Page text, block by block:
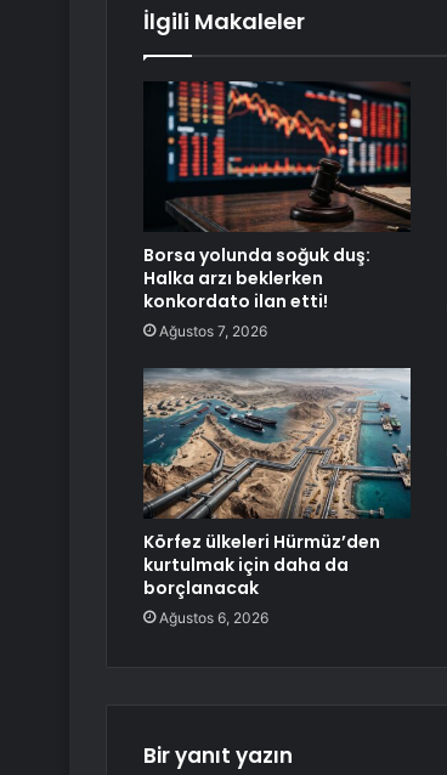
İlgili Makaleler
Borsa yolunda soğuk duş:
Halka arzı beklerken
konkordato ilan etti!
Ağustos 7, 2026
Körfez ülkeleri Hürmüz’den
kurtulmak için daha da
borçlanacak
Ağustos 6, 2026
Bir yanıt yazın